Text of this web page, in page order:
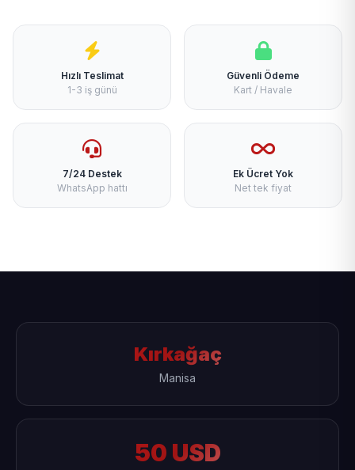
Hızlı Teslimat
1-3 iş günü
Güvenli Ödeme
Kart / Havale
7/24 Destek
WhatsApp hattı
Ek Ücret Yok
Net tek fiyat
Kırkağaç
Manisa
50 USD